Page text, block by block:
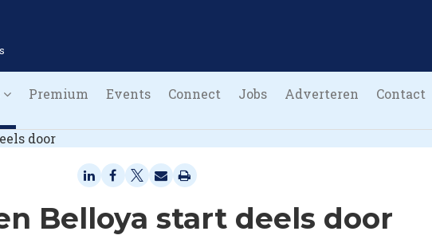
Premium Events Connect Jobs Adverteren Contact
Belloya start deels door